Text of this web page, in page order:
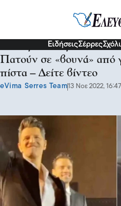
ΕιδήσειςΣέρρες
Σάκης Ρουβάς –
Πατούν σε «βουνά» από
πίστα – Δείτε βίντεο
eVima Serres Team13 Νοε 2022, 16:47